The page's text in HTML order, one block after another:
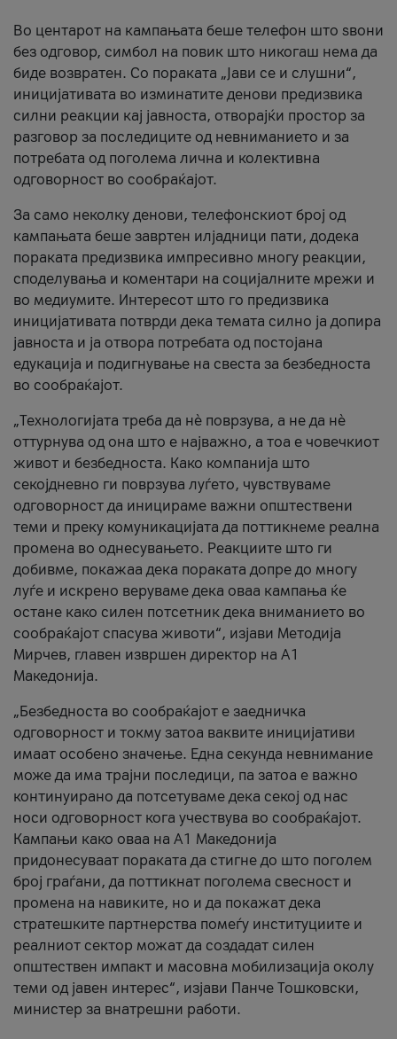
Во центарот на кампањата беше телефон што ѕвони
без одговор, симбол на повик што никогаш нема да
биде возвратен. Со пораката „Јави се и слушни“,
иницијативата во изминатите денови предизвика
силни реакции кај јавноста, отворајќи простор за
разговор за последиците од невниманието и за
потребата од поголема лична и колективна
одговорност во сообраќајот.
За само неколку денови, телефонскиот број од
кампањата беше завртен илјадници пати, додека
пораката предизвика импресивно многу реакции,
споделувања и коментари на социјалните мрежи и
во медиумите. Интересот што го предизвика
иницијативата потврди дека темата силно ја допира
јавноста и ја отвора потребата од постојана
едукација и подигнување на свеста за безбедноста
во сообраќајот.
„Технологијата треба да нè поврзува, а не да нè
оттурнува од она што е најважно, а тоа е човечкиот
живот и безбедноста. Како компанија што
секојдневно ги поврзува луѓето, чувствуваме
одговорност да иницираме важни општествени
теми и преку комуникацијата да поттикнеме реална
промена во однесувањето. Реакциите што ги
добивме, покажаа дека пораката допре до многу
луѓе и искрено веруваме дека оваа кампања ќе
остане како силен потсетник дека вниманието во
сообраќајот спасува животи“, изјави Методија
Мирчев, главен извршен директор на А1
Македонија.
„Безбедноста во сообраќајот е заедничка
одговорност и токму затоа ваквите иницијативи
имаат особено значење. Една секунда невнимание
може да има трајни последици, па затоа е важно
континуирано да потсетуваме дека секој од нас
носи одговорност кога учествува во сообраќајот.
Кампањи како оваа на A1 Македонија
придонесуваат пораката да стигне до што поголем
број граѓани, да поттикнат поголема свесност и
промена на навиките, но и да покажат дека
стратешките партнерства помеѓу институциите и
реалниот сектор можат да создадат силен
општествен импакт и масовна мобилизација околу
теми од јавен интерес“, изјави Панче Тошковски,
министер за внатрешни работи.